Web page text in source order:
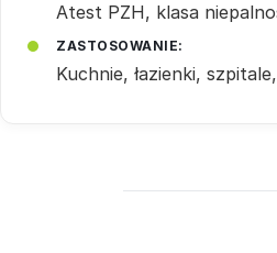
Atest PZH, klasa
ZASTOSOWANIE:
Kuchnie, łazienki,